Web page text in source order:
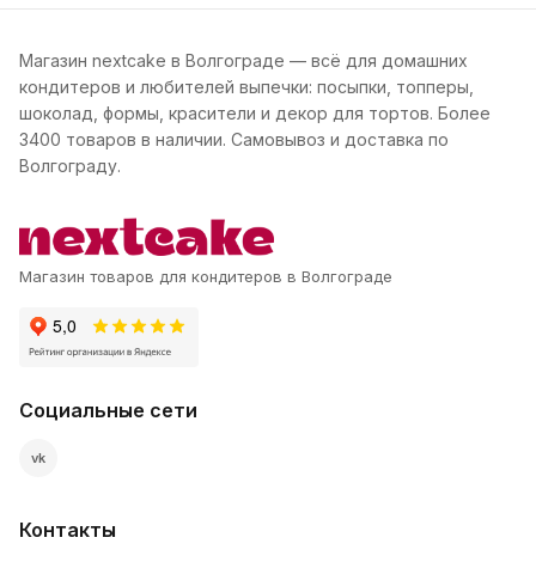
Магазин nextcake в Волгограде — всё для домашних
кондитеров и любителей выпечки: посыпки, топперы,
шоколад, формы, красители и декор для тортов. Более
3400 товаров в наличии. Самовывоз и доставка по
Волгограду.
Магазин товаров для кондитеров в Волгограде
Социальные сети
vk
Контакты